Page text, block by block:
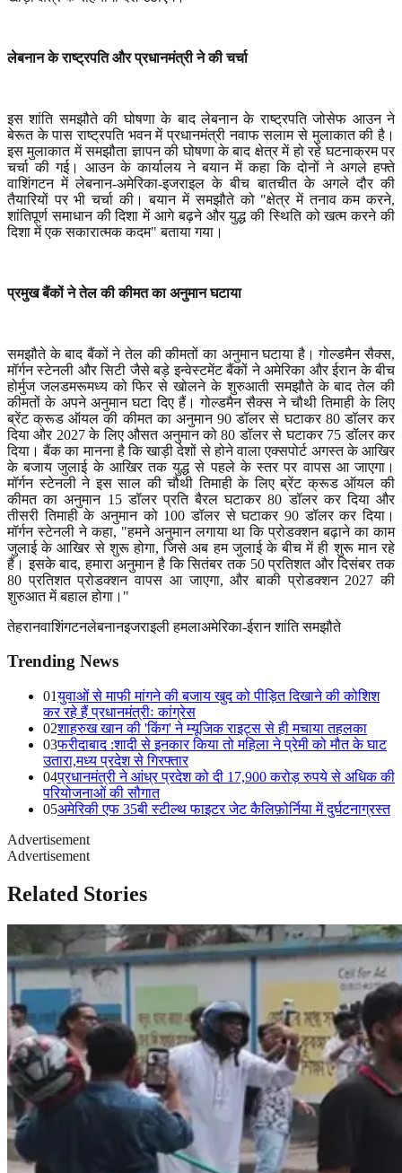
लेबनान के राष्ट्रपति और प्रधानमंत्री ने की चर्चा
इस शांति समझौते की घोषणा के बाद लेबनान के राष्ट्रपति जोसेफ आउन ने
बेरूत के पास राष्ट्रपति भवन में प्रधानमंत्री नवाफ सलाम से मुलाकात की है।
इस मुलाकात में समझौता ज्ञापन की घोषणा के बाद क्षेत्र में हो रहे घटनाक्रम पर
चर्चा की गई। आउन के कार्यालय ने बयान में कहा कि दोनों ने अगले हफ्ते
वाशिंगटन में लेबनान-अमेरिका-इजराइल के बीच बातचीत के अगले दौर की
तैयारियों पर भी चर्चा की। बयान में समझौते को "क्षेत्र में तनाव कम करने,
शांतिपूर्ण समाधान की दिशा में आगे बढ़ने और युद्ध की स्थिति को खत्म करने की
दिशा में एक सकारात्मक कदम" बताया गया।
प्रमुख बैंकों ने तेल की कीमत का अनुमान घटाया
समझौते के बाद बैंकों ने तेल की कीमतों का अनुमान घटाया है। गोल्डमैन सैक्स,
मॉर्गन स्टेनली और सिटी जैसे बड़े इन्वेस्टमेंट बैंकों ने अमेरिका और ईरान के बीच
होर्मुज जलडमरूमध्य को फिर से खोलने के शुरुआती समझौते के बाद तेल की
कीमतों के अपने अनुमान घटा दिए हैं। गोल्डमैन सैक्स ने चौथी तिमाही के लिए
ब्रेंट क्रूड ऑयल की कीमत का अनुमान90 डॉलर से घटाकर 80डॉलर कर
दिया और 2027के लिए औसत अनुमान को80 डॉलर से घटाकर 75 डॉलर कर
दिया। बैंक का मानना है कि खाड़ी देशों से होने वाला एक्सपोर्ट अगस्त के आखिर
के बजाय जुलाई के आखिर तक युद्ध से पहले के स्तर पर वापस आ जाएगा।
मॉर्गन स्टेनली ने इस साल की चौथी तिमाही के लिए ब्रेंट क्रूड ऑयल की
कीमत का अनुमान 15डॉलर प्रति बैरल घटाकर80 डॉलर कर दिया और
तीसरी तिमाही के अनुमान को 100 डॉलर से घटाकर90 डॉलर कर दिया।
मॉर्गन स्टेनली ने कहा, "हमने अनुमान लगाया था कि प्रोडक्शन बढ़ाने का काम
जुलाई के आखिर से शुरू होगा,जिसे अब हम जुलाई के बीच में ही शुरू मान रहे
हैं। इसके बाद,हमारा अनुमान है कि सितंबर तक 50प्रतिशत और दिसंबर तक
80 प्रतिशत प्रोडक्शन वापस आ जाएगा,और बाकी प्रोडक्शन 2027 की
शुरुआत में बहाल होगा।"
तेहरानवाशिंगटनलेबनानइजराइली हमलाअमेरिका-ईरान शांति समझौते
Trending News
01युवाओं से माफी मांगने की बजाय खुद को पीड़ित दिखाने की कोशिश
कर रहे हैं प्रधानमंत्रीः कांग्रेस
02शाहरुख खान की 'किंग' ने म्यूजिक राइट्स से ही मचाया तहलका
03फरीदाबाद :शादी से इनकार किया तो महिला ने प्रेमी को मौत के घाट
उतारा,मध्य प्रदेश से गिरफ्तार
04प्रधानमंत्री ने आंध्र प्रदेश को दी 17,900 करोड़ रुपये से अधिक की
परियोजनाओं की सौगात
05अमेरिकी एफ 35बी स्टील्थ फाइटर जेट कैलिफ़ोर्निया में दुर्घटनाग्रस्त
Advertisement
Advertisement
Related Stories